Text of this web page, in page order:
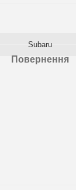
Subaru
Повернення